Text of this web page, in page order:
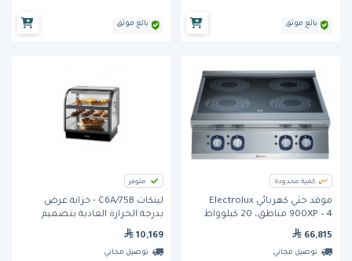
بائع موثق بائع موثق
كمية محدودة
موقد حثي كهربائي Electrolux
900XP – 4 مناطق، 20 كيلوواط
66,815
توصيل مجاني
متوفر
لينكات C6A/75B - خزانة عرض
بدرجة الحرارة العادية بتصميم
منحني من الجهة الأمامية وبفتحة
تقديم من الجهة الخلفية
10,169
توصيل مجاني